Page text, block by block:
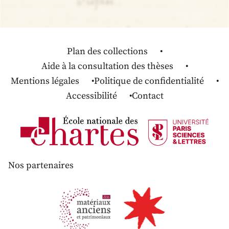
Plan des collections
Aide à la consultation des thèses
Mentions légales
Politique de confidentialité
Accessibilité
Contact
Nos partenaires